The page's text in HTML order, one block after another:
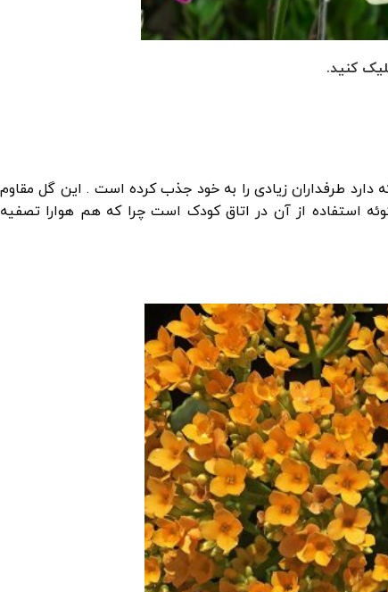
کنید.
دارد طرفداران زیادی را به خود جذب کرده است . این گل مقاوم
استفاده از آن در اتاق کودک است چرا که هم هوارا تصفیه